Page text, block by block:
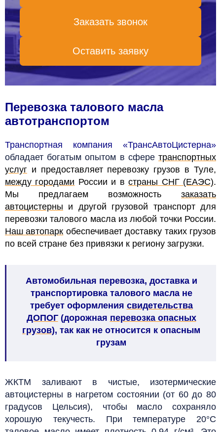
Заказать звонок
Оставить заявку
Перевозка талового масла
автотранспортом
Транспортная компания «ТрансАвтоЦистерна»
обладает богатым опытом в сфере транспортных
услуг и предоставляет перевозку грузов в Туле,
между городами России и встраны СНГ (ЕАЭС).
Мы предлагаем возможность заказать
автоцистерны и другой грузовой транспорт для
перевозки талового масла из любой точки России.
Наш автопарк обеспечивает доставку таких грузов
по всей стране без привязки к региону загрузки.
Автомобильная перевозка, доставка и
транспортировка талового масла не
требует оформления свидетельства
ДОПОГ(дорожная перевозка опасных
грузов), так как не относится к опасным
грузам
ЖКТМ заливают в чистые, изотермические
автоцистерны в нагретом состоянии (от 60 до 80
градусов Цельсия), чтобы масло сохраняло
хорошую текучесть. При температуре 20°C